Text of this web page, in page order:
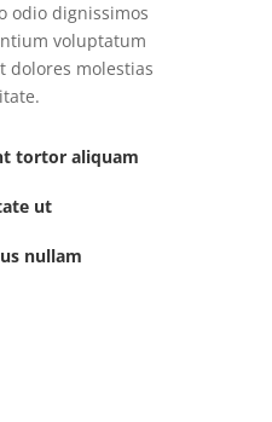
odio dignissimos
voluptatum
dolores molestias
tortor aliquam
ut
nullam